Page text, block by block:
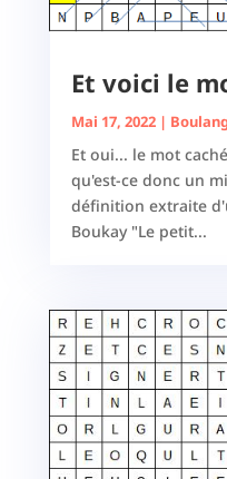
Et voici le
Mai 17, 2022|
Et oui... le mot
qu'est-ce donc un
définition extraite
Boukay "Le petit...